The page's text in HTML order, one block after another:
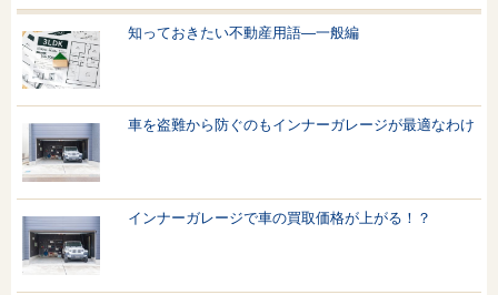
知っておきたい不動産用語—一般編
車を盗難から防ぐのもインナーガレージが最適なわけ
インナーガレージで車の買取価格が上がる！？